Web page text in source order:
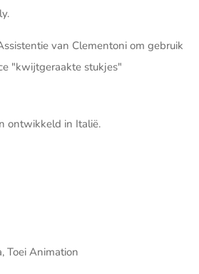
van Clementoni om gebruik
"kwijtgeraakte stukjes"
ontwikkeld in Italië.
Toei Animation